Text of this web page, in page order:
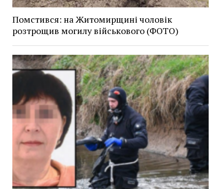
Помстився: на Житомирщині чоловік
розтрощив могилу військового (ФОТО)